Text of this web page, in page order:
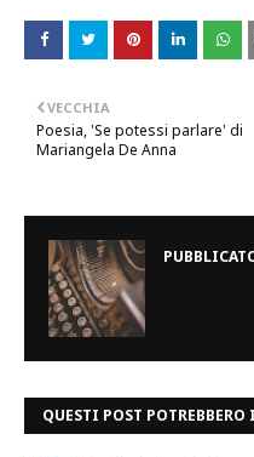
VECCHIA
Poesia, 'Se potessi parlare' di
Mariangela De Anna
QUESTI POST POTREBBERO